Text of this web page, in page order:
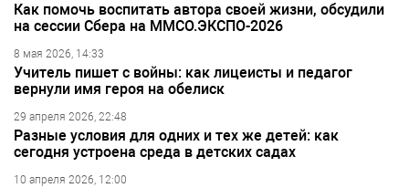
Как помочь воспитать автора своей жизни, обсудили
на сессии Сбера на ММСО.ЭКСПО-2026
8 мая 2026, 14:33
Учитель пишет с войны: как лицеисты и педагог
вернули имя героя на обелиск
29 апреля 2026, 22:48
Разные условия для одних и тех же детей: как
сегодня устроена среда в детских садах
10 апреля 2026, 12:00